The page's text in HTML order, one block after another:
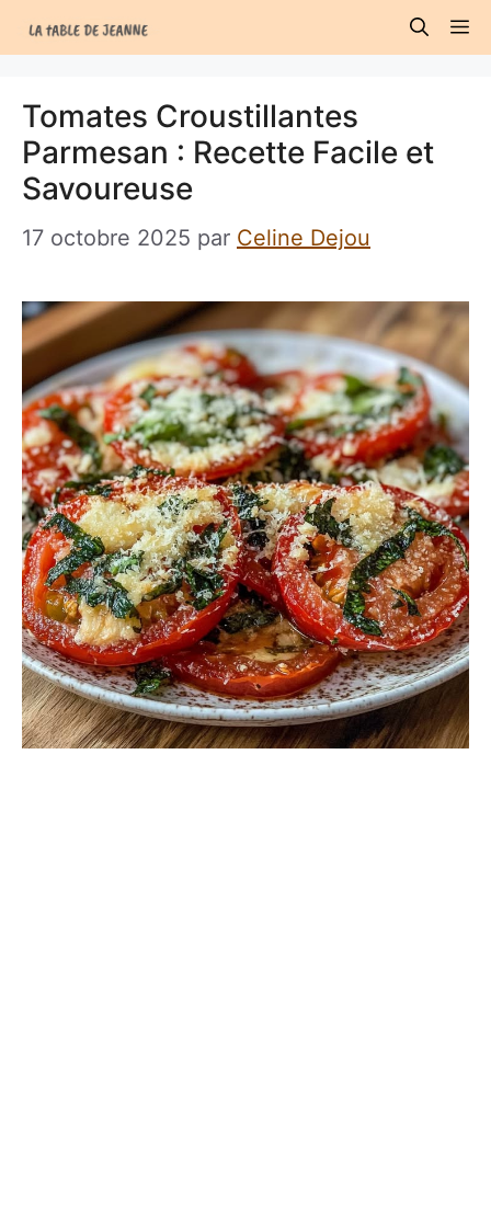
au
Tomates Croustillantes
Parmesan : Recette Facile et
Savoureuse
17 octobre 2025 par Celine Dejou